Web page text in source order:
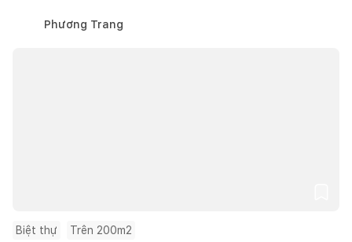
Phương Trang
Biệt thự Trên 200m2